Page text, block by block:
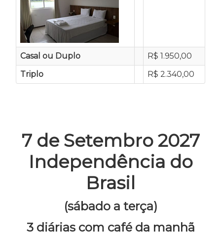
Casal ou Duplo
R$ 1.950,00
Triplo
R$ 2.340,00
7 de Setembro 2027
Independência do
Brasil
(sábado a terça)
3 diárias com café da manhã